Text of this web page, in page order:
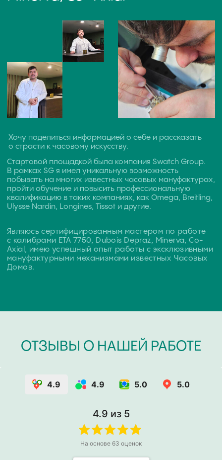
4.9 4.9 5.0 5.0
4.9 из 5
На основе 63 оценок